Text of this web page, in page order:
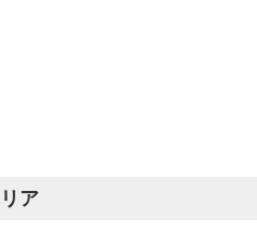
ア